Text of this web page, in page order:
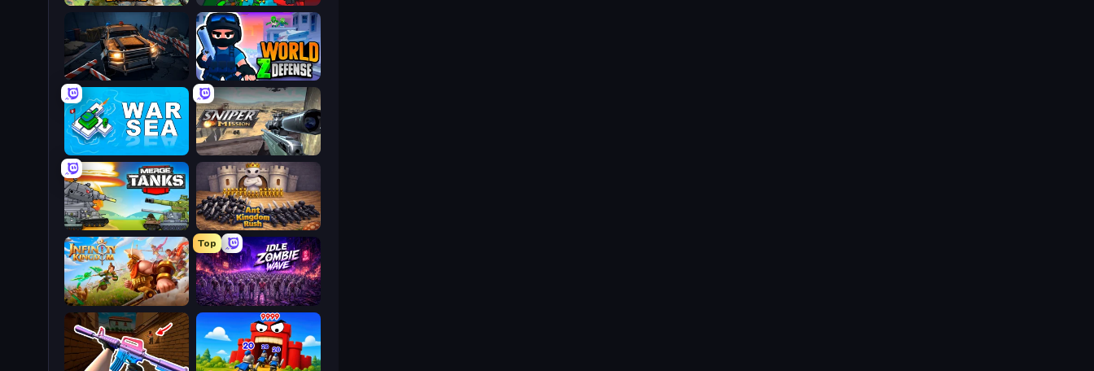
World Z Defense - Zombie Defense
Cars vs Zombies
Sniper Mission
War Sea
Ant Kingdom Rush
Merge Master Tanks: Tank Wars
Top
Idle Zombie Wave: Survivors
Infinity Kingdom